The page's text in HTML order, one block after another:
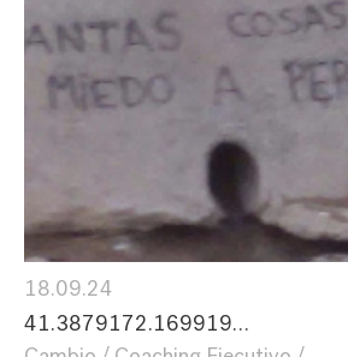
18.09.24
41.3879172.169919…